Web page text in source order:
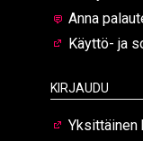
Anna
Käyttö- ja
Kirjaudu
Yksittäinen